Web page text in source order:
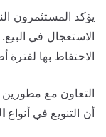
يؤكد المستثمرون
الاستعجال في
الاحتفاظ بها لفترة
التعاون مع
أن التنويع في أنواع